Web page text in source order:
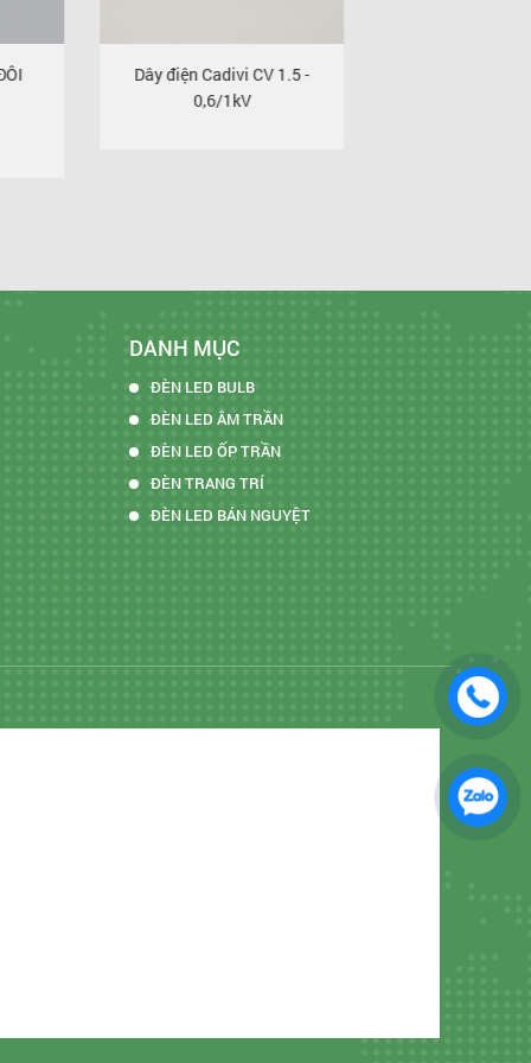
Cadivi CV 1.5 -
Dây điện Cadivi CV 3.5 -
DANH MỤC
ĐÈN LED BULB
ĐÈN LED ÂM TRẦN
ĐÈN LED ỐP TRẦN
ĐÈN TRANG TRÍ
ĐÈN LED BÁN NGUYỆT